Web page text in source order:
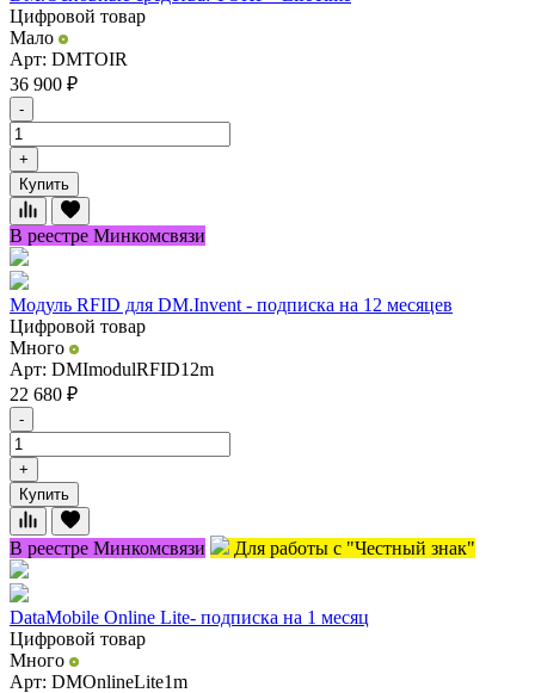
Цифровой товар
Мало
Арт: DMTOIR
36 900 ₽
-
+
Купить
В реестре Минкомсвязи
Модуль RFID для DM.Invent - подписка на 12 месяцев
Цифровой товар
Много
Арт: DMImodulRFID12m
22 680 ₽
-
+
Купить
В реестре Минкомсвязи Для работы с "Честный знак"
DataMobile Online Lite- подписка на 1 месяц
Цифровой товар
Много
Арт: DMOnlineLite1m